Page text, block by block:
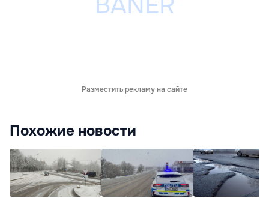
Разместить рекламу на сайте
Похожие новости